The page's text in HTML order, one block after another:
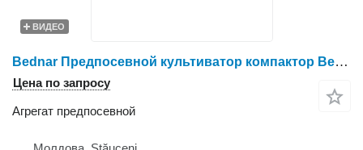
ВИДЕО
Bednar Предпосевной культиватор компактор Bednar SWIFTER SO
Цена по запросу
Агрегат предпосевной